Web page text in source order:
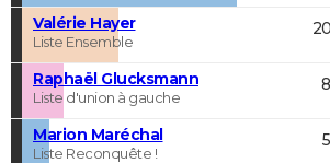
Valérie Hayer
Liste Ensemble
Raphaël Glucksmann
Liste d'union à gauche
Marion Maréchal
Liste Reconquête !